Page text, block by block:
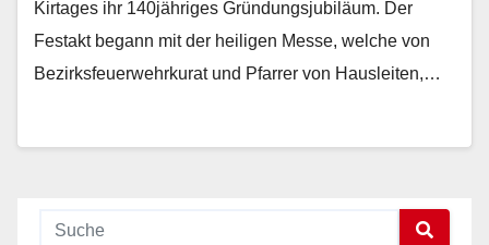
Kirtages ihr 140jähriges Gründungsjubiläum. Der
Festakt begann mit der heiligen Messe, welche von
Bezirksfeuerwehrkurat und Pfarrer von Hausleiten,…